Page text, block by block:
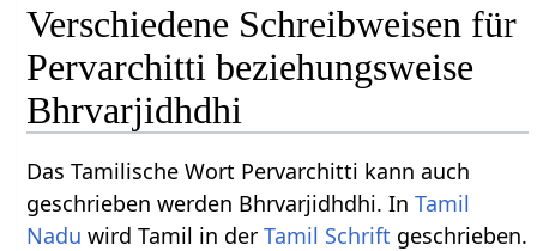
Verschiedene Schreibweisen für
Pervarchitti beziehungsweise
Bhrvarjidhdhi
Das Tamilische Wort Pervarchitti kann auch
geschrieben werden Bhrvarjidhdhi. InTamil
Nadu wird Tamil in derTamil Schrift geschrieben.